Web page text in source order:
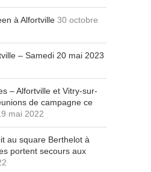
à Alfortville 30 octobre
– Samedi 20 mai 2023
– Alfortville et Vitry-sur-
de campagne ce
mai 2022
au square Berthelot à
portent secours aux